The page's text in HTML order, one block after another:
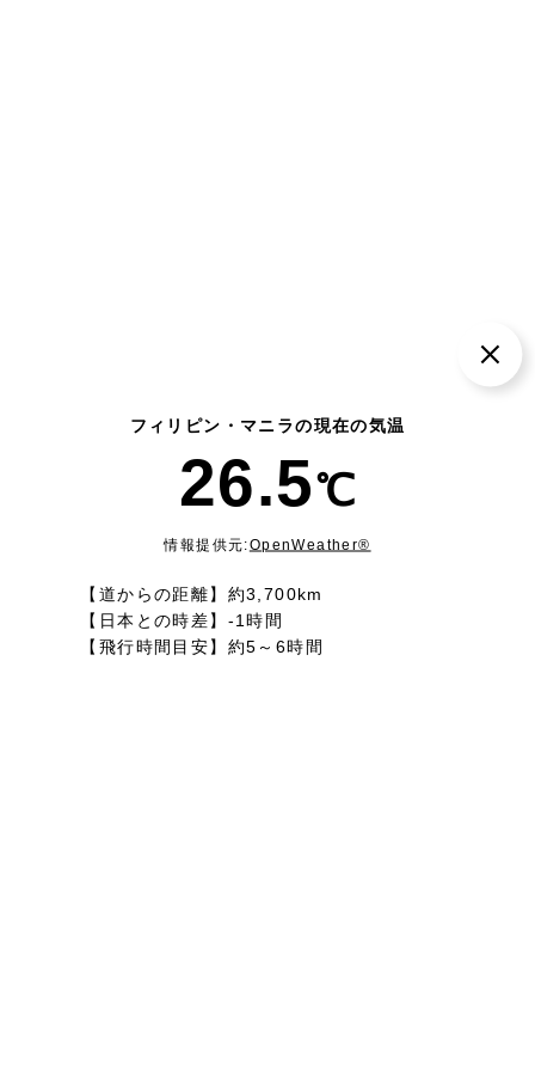
フィリピン・マニラの現在の気温
26.5℃
情報提供元:OpenWeather®
【道からの距離】約3,700km
【日本との時差】-1時間
【飛行時間目安】約5～6時間